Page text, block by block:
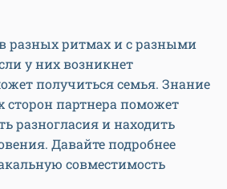
разных ритмах и с разными
у них возникнет
получиться семья. Знание
сторон партнера поможет
разногласия и находить
Давайте подробнее
совместимость